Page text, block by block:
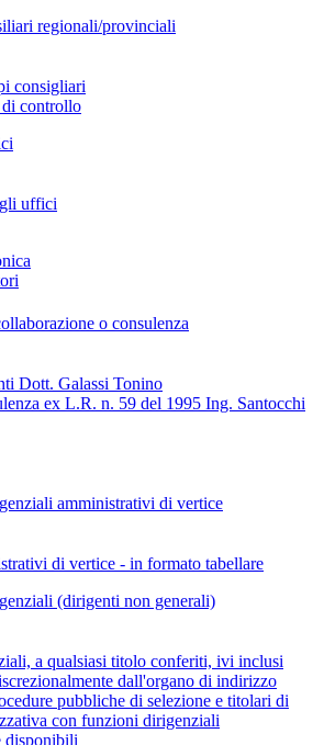
regionali/provinciali
consigliari
controllo
uffici
o consulenza
Dott. Galassi Tonino
ex L.R. n. 59 del 1995 Ing. Santocchi
amministrativi di vertice
di vertice - in formato tabellare
(dirigenti non generali)
a qualsiasi titolo conferiti, ivi inclusi
dall'organo di indirizzo
pubbliche di selezione e titolari di
con funzioni dirigenziali
disponibili